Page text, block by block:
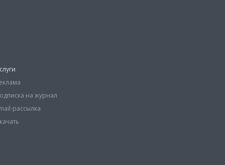
на журнал
рассылка